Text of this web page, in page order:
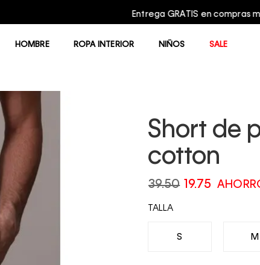
Entrega GRATIS en compras mayores a $75.00
HOMBRE ROPA INTERIOR NIÑOS SALE
Short de
cotton
39.50 19.75
TALLA
S M